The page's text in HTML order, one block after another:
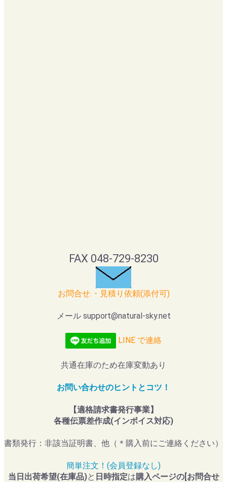
FAX 048-729-8230
お問合せ.・見積り依頼(添付可)
メール support@natural-sky.net
LINE で連絡
共通在庫のため在庫変動あり
お問い合わせのヒントとコツ！
【適格請求書発行事業】
各種伝票差作成(インボイス対応)
書類発行：非該当証明書、他（＊購入前にご連絡ください）
簡単注文！(会員登録なし)
当日出荷希望(在庫品)と 日時指定は購入ページの[お問合せ